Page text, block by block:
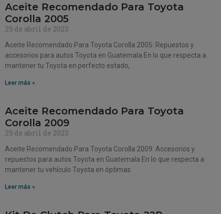
Aceite Recomendado Para Toyota
Corolla 2005
29 de abril de 2023
Aceite Recomendado Para Toyota Corolla 2005: Repuestos y
accesorios para autos Toyota en Guatemala En lo que respecta a
mantener tu Toyota en perfecto estado,
Leer más »
Aceite Recomendado Para Toyota
Corolla 2009
29 de abril de 2023
Aceite Recomendado Para Toyota Corolla 2009: Accesorios y
repuestos para autos Toyota en Guatemala En lo que respecta a
mantener tu vehículo Toyota en óptimas
Leer más »